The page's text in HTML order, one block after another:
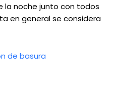
la noche junto con todos
en general se considera